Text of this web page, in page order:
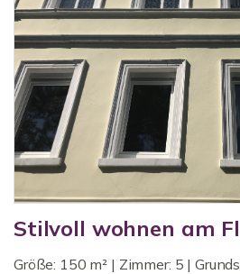
Stilvoll wohnen am
Größe: 150 m² | Zimmer: 5 |